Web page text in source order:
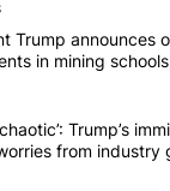
of the most
"President
Trump announces
in mining
"‘It’s been
chaotic’: Trump’s
from industry